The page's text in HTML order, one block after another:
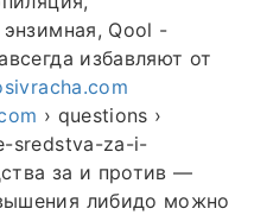
энзимная, Qool -
избавляют от
› questions ›
sredstva-za-i-
за и против —
либидо можно